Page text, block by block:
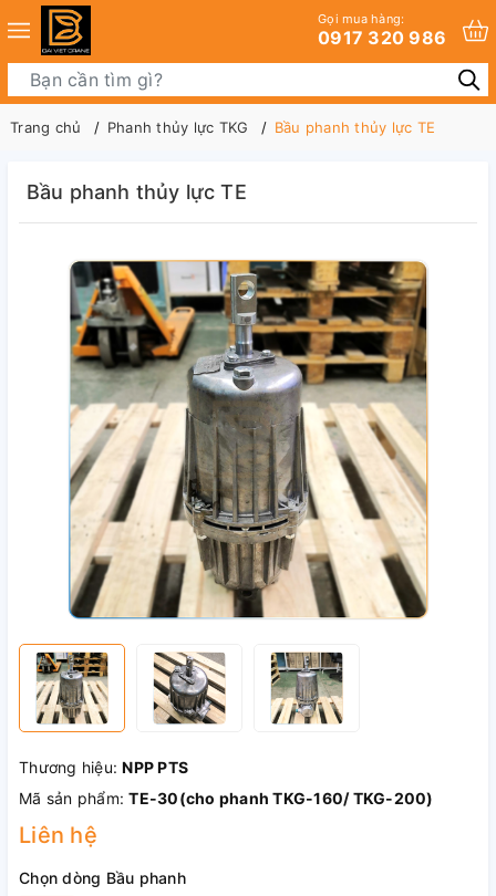
Gọi mua hàng:
0917 320 986
Trang chủ Phanh thủy lực TKG Bầu phanh thủy lực TE
Bầu phanh thủy lực TE
Thương hiệu:NPP PTS
Mã sản phẩm:TE-30(cho phanh TKG-160/ TKG-200)
Liên hệ
Chọn dòng Bầu phanh